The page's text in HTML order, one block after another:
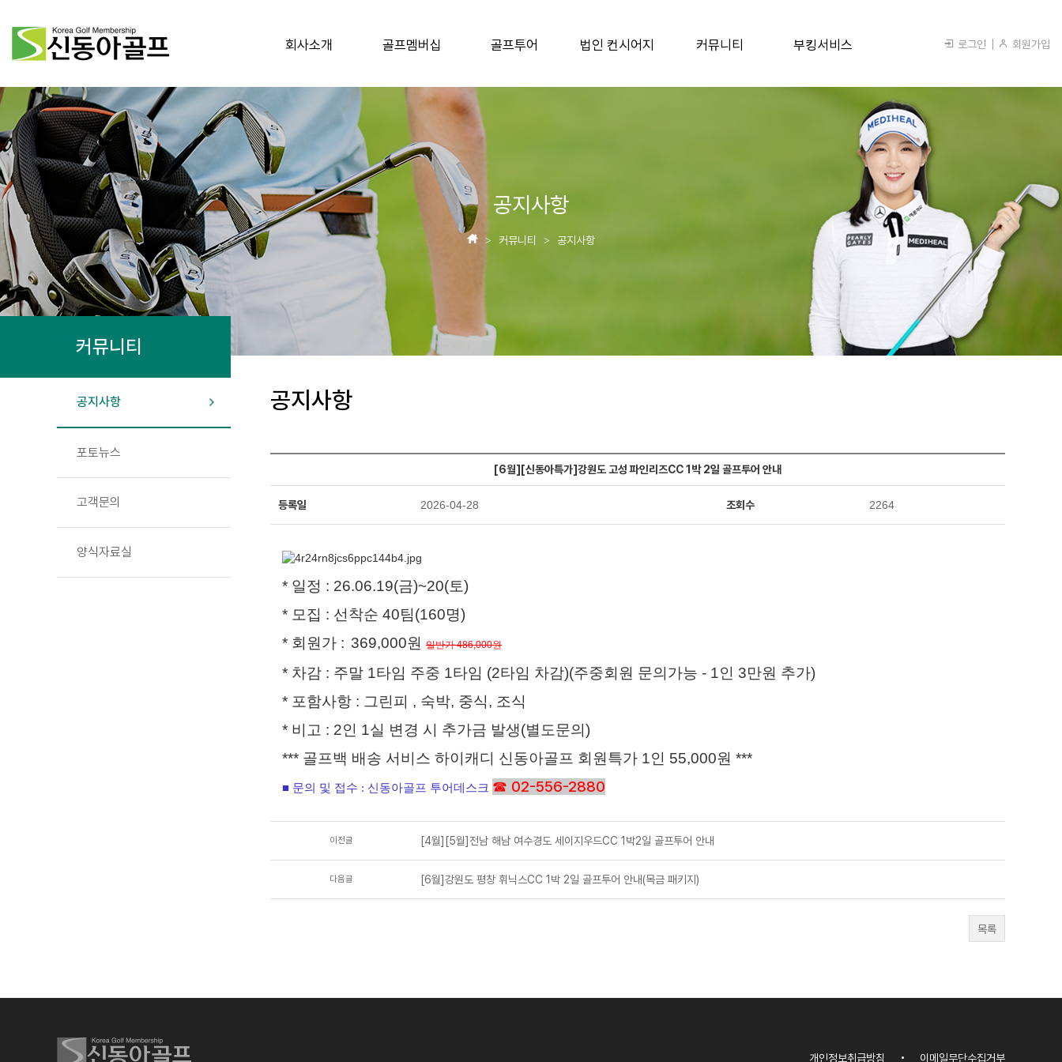
회사소개 골프멤버십 골프투어 법인 컨시어지 커뮤니티 부킹서비스 로그인 회원가입
공지사항
> 커뮤니티 > 공지사항
커뮤니티
공지사항
포토뉴스
고객문의
양식자료실
공지사항
[6월][신동아특가]강원도 고성 파인리즈CC 1박 2일 골프투어 안내
등록일 2026-04-28 조회수 2264
* 일정 : 26.06.19(금)~20(토)
* 모집 : 선착순 40팀(160명)
* 회원가 : 369,000원 일반가 486,000원
* 차감 : 주말 1타임 주중 1타임 (2타임 차감)(주중회원 문의가능 - 1인 3만원 추가)
* 포함사항 : 그린피 , 숙박, 중식, 조식
* 비고 : 2인 1실 변경 시 추가금 발생(별도문의)
*** 골프백 배송 서비스 하이캐디 신동아골프 회원특가 1인 55,000원 ***
■ 문의 및 접수 : 신동아골프 투어데스크 ☎ 02-556-2880
이전글 [4월][5월]전남 해남 여수경도 세이지우드CC 1박2일 골프투어 안내
다음글 [6월]강원도 평창 휘닉스CC 1박 2일 골프투어 안내(목금 패키지)
목록
개인정보취급방침 이메일무단수집거부